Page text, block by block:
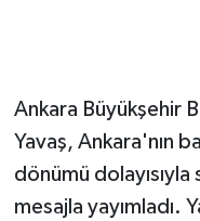
Ankara Büyükşehir
Yavaş, Ankara'nın
dönümü
mesajla yayımladı.